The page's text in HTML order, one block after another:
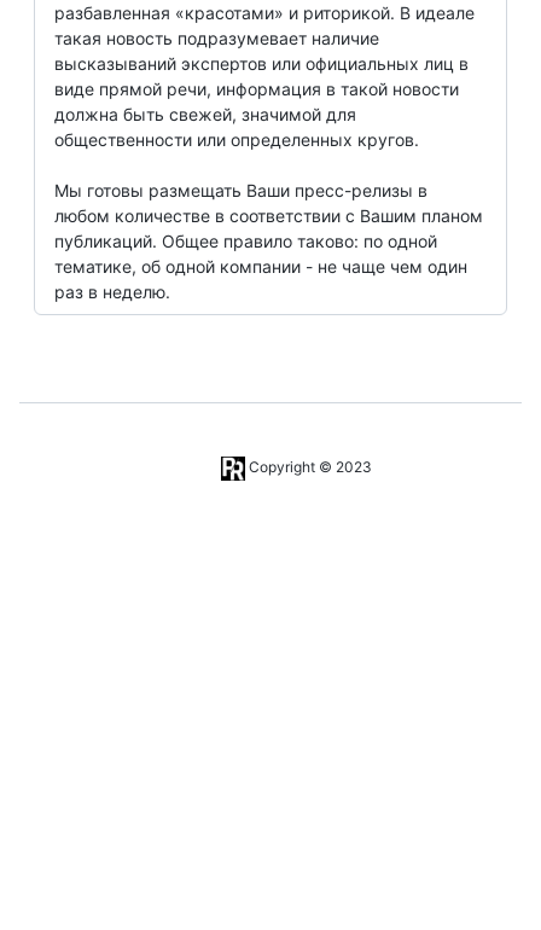
разбавленная «красотами» и риторикой. В идеале
такая новость подразумевает наличие
высказываний экспертов или официальных лиц в
виде прямой речи, информация в такой новости
должна быть свежей, значимой для
общественности или определенных кругов.
Мы готовы размещать Ваши пресс-релизы в
любом количестве в соответствии с Вашим планом
публикаций. Общее правило таково: по одной
тематике, об одной компании - не чаще чем один
раз в неделю.
Copyright © 2023